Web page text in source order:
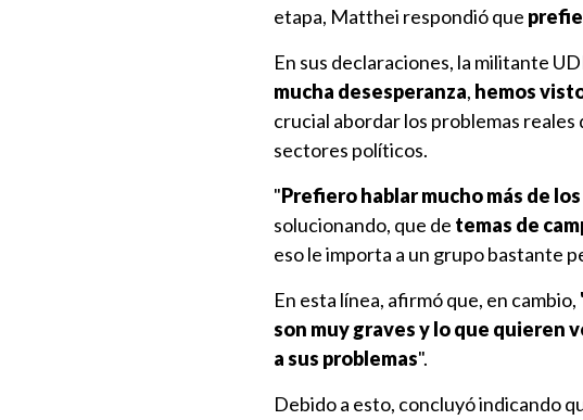
etapa, Matthei respondió que
En sus declaraciones, la militante
mucha desesperanza, hemos
crucial abordar los problemas
sectores políticos.
"Prefiero hablar mucho más de
solucionando, que de temas de
eso le importa a un grupo bastante
En esta línea, afirmó que, en cambio,
son muy graves y lo que quieren
a sus problemas".
Debido a esto, concluyó indicando